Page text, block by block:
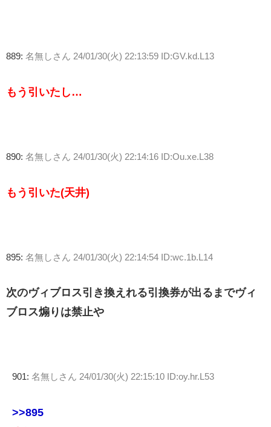
889: 名無しさん 24/01/30(火) 22:13:59 ID:GV.kd.L13
もう引いたし…
890: 名無しさん 24/01/30(火) 22:14:16 ID:Ou.xe.L38
もう引いた(天井)
895: 名無しさん 24/01/30(火) 22:14:54 ID:wc.1b.L14
次のヴィブロス引き換えれる引換券が出るまでヴィ
ブロス煽りは禁止や
901: 名無しさん 24/01/30(火) 22:15:10 ID:oy.hr.L53
>>895